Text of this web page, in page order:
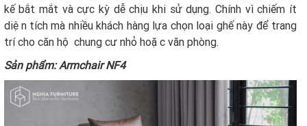
kế bắt mắt và cực kỳ dễ chịu khi sử dụng. Chính vì chiếm ít
diện tích mà nhiều khách hàng lựa chọn loại ghế này để trang
trí cho căn hộ chung cư nhỏ hoặc văn phòng.
Sản phẩm: Armchair NF4